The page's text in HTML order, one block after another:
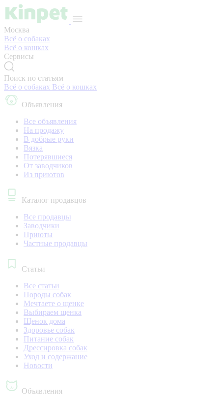
Москва
Всё о собаках
Всё о кошках
Сервисы
Поиск по статьям
Всё о собаках Всё о кошках
Объявления
Все объявления
На продажу
В добрые руки
Вязка
Потерявшиеся
От заводчиков
Из приютов
Каталог продавцов
Все продавцы
Заводчики
Приюты
Частные продавцы
Статьи
Все статьи
Породы собак
Мечтаете о щенке
Выбираем щенка
Щенок дома
Здоровье собак
Питание собак
Дрессировка собак
Уход и содержание
Новости
Объявления